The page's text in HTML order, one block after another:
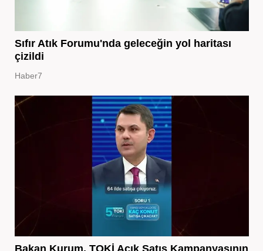
Sıfır Atık Forumu'nda geleceğin yol haritası
çizildi
Haber7
Bakan Kurum, TOKİ Açık Satış Kampanyasının